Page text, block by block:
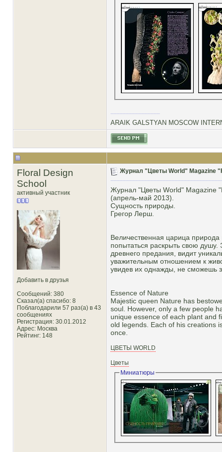
ARAIK GALSTYAN MOSCOW
Floral Design
School
активный участник
Добавить в друзья
Сообщений: 380
Сказал(а) спасибо: 8
Поблагодарили 57 раз(а) в 43
сообщениях
Регистрация: 30.01.2012
Адрес: Москва
Рейтинг: 148
Журнал "Цветы World" Magazine
Журнал "Цветы World" Magazine
(апрель-май 2013).
Сущность природы.
Грегор Лерш.
Величественная царица
попытаться раскрыть свою
древнего предания, видит
уважительным отношением к
увидев их однажды, не сможешь
Essence of Nature
Majestic queen Nature has
soul. However, only a few people
unique essence of each plant and
old legends. Each of his creations
once.
ЦВЕТЫ WORLD
Цветы
Миниатюры